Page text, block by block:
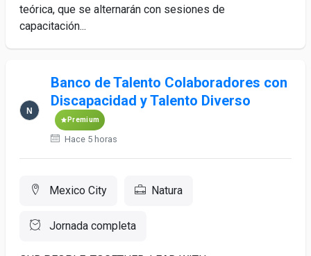
teórica, que se alternarán con sesiones de
capacitación...
Banco de Talento Colaboradores con
Discapacidad y Talento Diverso
Premium
Hace 5 horas
Mexico City Natura
Jornada completa